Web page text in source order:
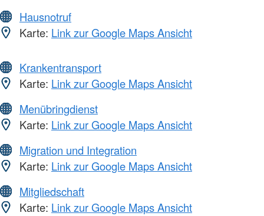
Hausnotruf
Karte: Link zur Google Maps Ansicht
Krankentransport
Karte: Link zur Google Maps Ansicht
Menübringdienst
Karte: Link zur Google Maps Ansicht
Migration und Integration
Karte: Link zur Google Maps Ansicht
Mitgliedschaft
Karte: Link zur Google Maps Ansicht